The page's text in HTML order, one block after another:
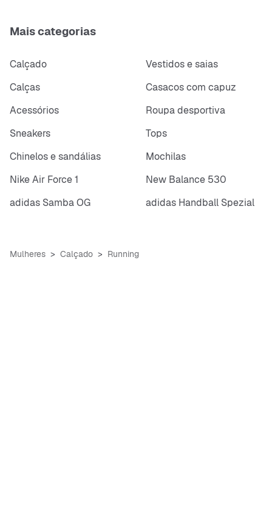
Mais categorias
Calçado
Vestidos e saias
Calças
Casacos com capuz
Acessórios
Roupa desportiva
Sneakers
Tops
Chinelos e sandálias
Mochilas
Nike Air Force 1
New Balance 530
adidas Samba OG
adidas Handball Spezial
Mulheres Calçado Running